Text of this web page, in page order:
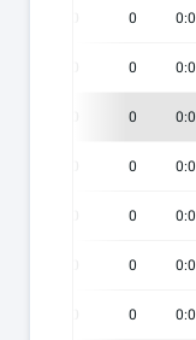
0:0
0
0:0
0
0:0
0
0:0
0
0:0
0
0:0
0
0:0
0